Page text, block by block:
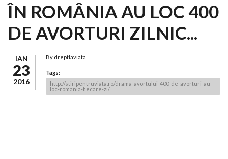
ÎN ROMÂNIA AU LOC 400
DE AVORTURI ZILNIC...
IAN
23
2016
By dreptlaviata
Tags:
http://stiripentruviata.ro/drama-avortului-400-de-avorturi-au-
loc-romania-fiecare-zi/